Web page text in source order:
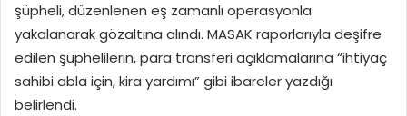
şüpheli, düzenlenen eş zamanlı operasyonla
yakalanarak gözaltına alındı. MASAK raporlarıyla deşifre
edilen şüphelilerin, para transferi açıklamalarına “ihtiyaç
sahibi abla için, kira yardımı” gibi ibareler yazdığı
belirlendi.